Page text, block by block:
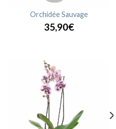
Orchidée Sauvage
35,90€